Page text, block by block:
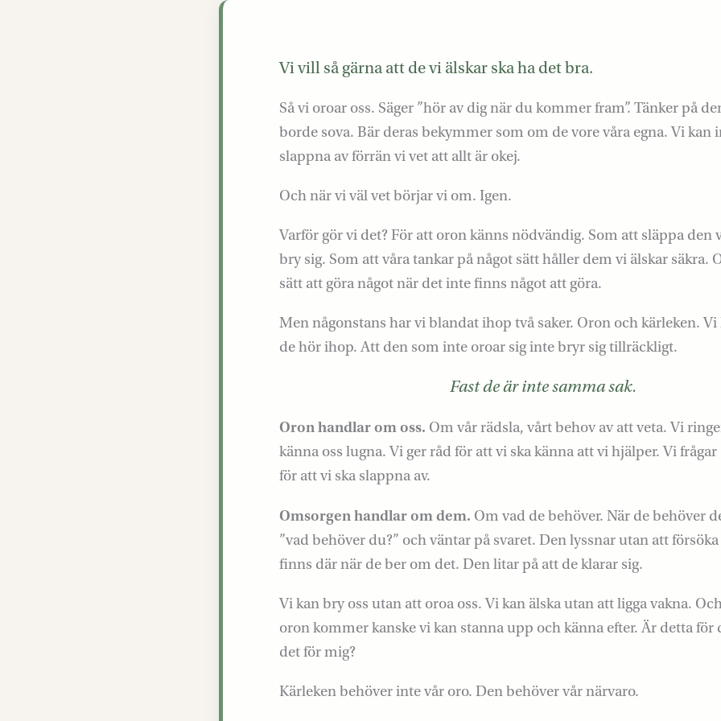
Vi vill så gärna att de vi älskar ska ha det bra.
Så vi oroar oss. Säger ”hör av dig när du kommer fram”. Tänker på
borde sova. Bär deras bekymmer som om de vore våra egna. Vi kan
slappna av förrän vi vet att allt är okej.
Och när vi väl vet börjar vi om. Igen.
Varför gör vi det? För att oron känns nödvändig. Som att släppa den
bry sig. Som att våra tankar på något sätt håller dem vi älskar säkra.
sätt att göra något när det inte finns något att göra.
Men någonstans har vi blandat ihop två saker. Oron och kärleken.
de hör ihop. Att den som inte oroar sig inte bryr sig tillräckligt.
Fast de är inte samma sak.
Oron handlar om oss. Om vår rädsla, vårt behov av att veta. Vi
känna oss lugna. Vi ger råd för att vi ska känna att vi hjälper. Vi frågar
för att vi ska slappna av.
Omsorgen handlar om dem. Om vad de behöver. När de behöver
”vad behöver du?” och väntar på svaret. Den lyssnar utan att
finns där när de ber om det. Den litar på att de klarar sig.
Vi kan bry oss utan att oroa oss. Vi kan älska utan att ligga vakna.
oron kommer kanske vi kan stanna upp och känna efter. Är detta för
det för mig?
Kärleken behöver inte vår oro. Den behöver vår närvaro.